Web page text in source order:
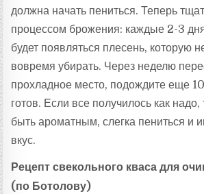
должна начать пениться. Теперь
процессом брожения: каждые 2-3
будет появляться плесень, которую
вовремя убирать. Через неделю
прохладное место, подождите еще
готов. Если все получилось как
быть ароматным, слегка пениться и
вкус.
Рецепт свекольного кваса для
(по Ботолову)